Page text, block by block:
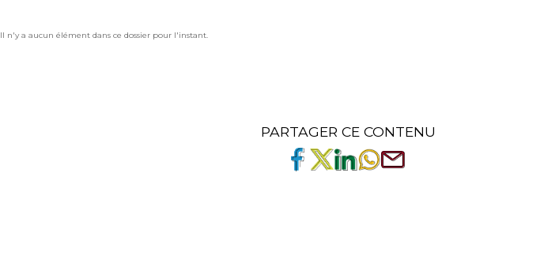
Il n'y a aucun élément dans ce dossier pour l'instant.
PARTAGER CE CONTENU